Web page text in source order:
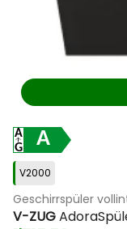
A
V2000
Geschirrspüler
V-ZUG